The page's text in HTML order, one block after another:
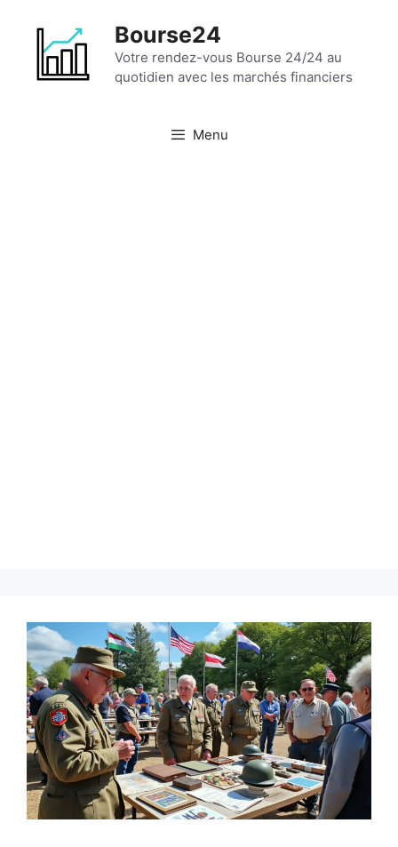
contenu
Bourse24
Votre rendez-vous Bourse 24/24 au
quotidien avec les marchés financiers
Menu